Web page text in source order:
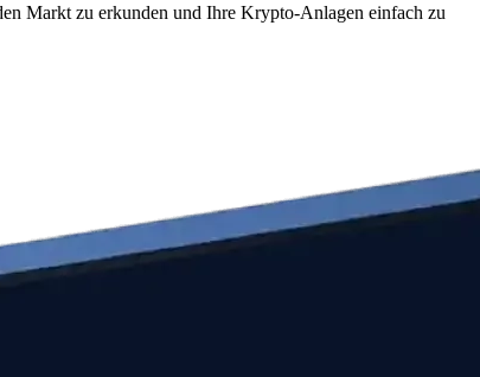
Markt zu erkunden und Ihre Krypto-Anlagen einfach zu